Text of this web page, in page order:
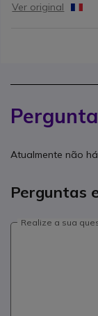
Ver original
Atualmente não
Perguntas
Realize a sua